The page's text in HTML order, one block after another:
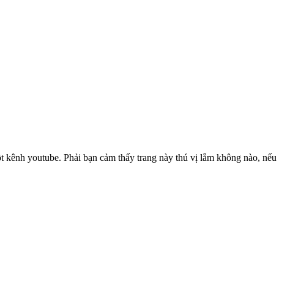
youtube. Phải bạn cảm thấy trang này thú vị lắm không nào, nếu